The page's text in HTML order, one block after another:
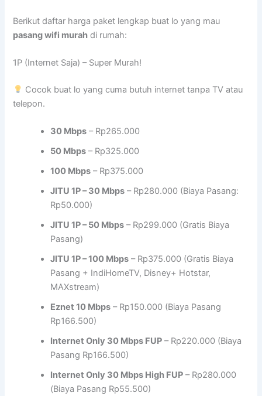
Berikut daftar harga paket lengkap buat lo yang mau
pasang wifi murah di rumah:
1P (Internet Saja) – Super Murah!
Cocok buat lo yang cuma butuh internet tanpa TV atau
telepon.
30 Mbps – Rp265.000
50 Mbps – Rp325.000
100 Mbps – Rp375.000
JITU 1P – 30 Mbps – Rp280.000 (Biaya Pasang:
Rp50.000)
JITU 1P – 50 Mbps – Rp299.000 (Gratis Biaya
Pasang)
JITU 1P – 100 Mbps – Rp375.000 (Gratis Biaya
Pasang + IndiHomeTV, Disney+ Hotstar,
MAXstream)
Eznet 10 Mbps – Rp150.000 (Biaya Pasang
Rp166.500)
Internet Only 30 Mbps FUP – Rp220.000 (Biaya
Pasang Rp166.500)
Internet Only 30 Mbps High FUP – Rp280.000
(Biaya Pasang Rp55.500)